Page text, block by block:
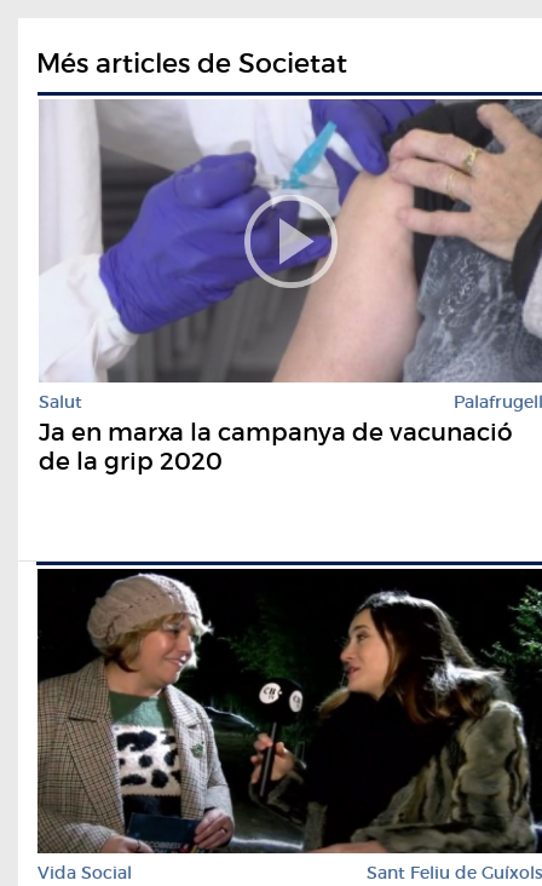
Més articles de Societat
Salut Palafrugell
Ja en marxa la campanya de vacunació
de la grip 2020
Vida Social Sant Feliu de Guíxols